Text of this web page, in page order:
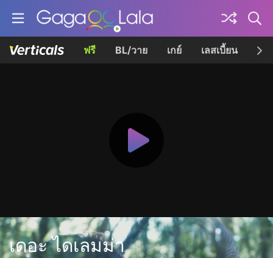
ฟรี BL/วาย เกย์ เลสเบี้ยน เค
เดอะ ไดเลมม่า